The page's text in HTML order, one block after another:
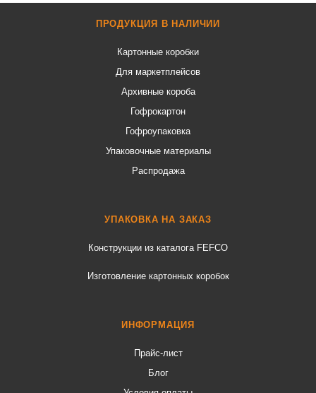
ПРОДУКЦИЯ В НАЛИЧИИ
Картонные коробки
Для маркетплейсов
Архивные короба
Гофрокартон
Гофроупаковка
Упаковочные материалы
Распродажа
УПАКОВКА НА ЗАКАЗ
Конструкции из каталога FEFCO
Изготовление картонных коробок
ИНФОРМАЦИЯ
Прайс-лист
Блог